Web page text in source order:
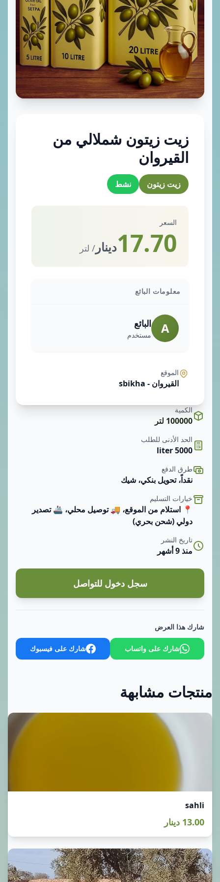
زيت زيتون شملالي من
القيروان
زيت زيتون نشط
السعر
17.70دينار / لتر
معلومات البائع
A البائع
مستخدم
الموقع
القيروان - sbikha
الكمية
100000 لتر
الحد الأدنى للطلب
5000 liter
طرق الدفع
نقداً، تحويل بنكي، شيك
خيارات التسليم
📍 استلام من الموقع، 🚚 توصيل محلي، 🚢 تصدير
دولي (شحن بحري)
تاريخ النشر
منذ 9 أشهر
سجل دخول للتواصل
شارك هذا العرض
شارك على واتساب شارك على فيسبوك
منتجات مشابهة
sahli
13.00 دينار